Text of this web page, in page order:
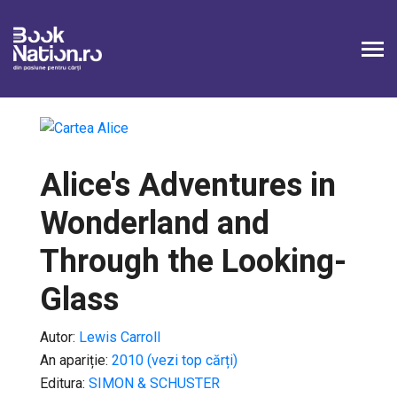
Alice's Adventures in
Wonderland and
Through the Looking-
Glass
Autor: Lewis Carroll
An apariție: 2010 (vezi top cărți)
Editura: SIMON & SCHUSTER